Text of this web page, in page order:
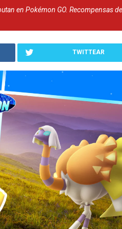
en Pokémon GO. Recompensas
TWITTEAR